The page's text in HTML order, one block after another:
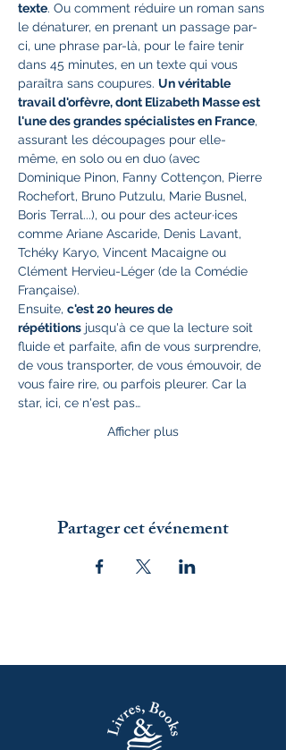
texte. Ou comment réduire un roman sans
le dénaturer, en prenant un passage par-
ci, une phrase par-là, pour le faire tenir
dans 45 minutes, en un texte qui vous
paraîtra sans coupures. Un véritable
travail d'orfèvre, dont Elizabeth Masse est
l'une des grandes spécialistes en France,
assurant les découpages pour elle-
même, en solo ou en duo (avec
Dominique Pinon, Fanny Cottençon, Pierre
Rochefort, Bruno Putzulu, Marie Busnel,
Boris Terral...), ou pour des acteur·ices
comme Ariane Ascaride, Denis Lavant,
Tchéky Karyo, Vincent Macaigne ou
Clément Hervieu-Léger (de la Comédie
Française).
Ensuite, c'est 20 heures de
répétitions jusqu'à ce que la lecture soit
fluide et parfaite, afin de vous surprendre,
de vous transporter, de vous émouvoir, de
vous faire rire, ou parfois pleurer. Car la
star, ici, ce n'est pas…
Afficher plus
Partager cet événement